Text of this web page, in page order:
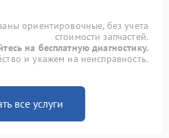
ориентировочные, без учета
стоимости запчастей.
на бесплатную диагностику.
и укажем на неисправность.
все услуги